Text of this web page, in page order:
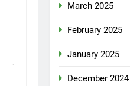
March 2025
February 2025
January 2025
December 2024